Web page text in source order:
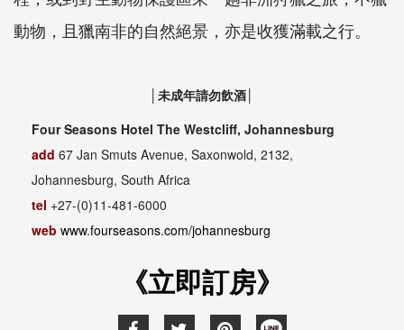
動物，且獵南非的自然絕景，亦是收獲滿載之行。
│未成年請勿飲酒│
Four Seasons Hotel The Westcliff, Johannesburg
add 67 Jan Smuts Avenue, Saxonwold, 2132,
Johannesburg, South Africa
tel +27-(0)11-481-6000
web www.fourseasons.com/johannesburg
《立即訂房》